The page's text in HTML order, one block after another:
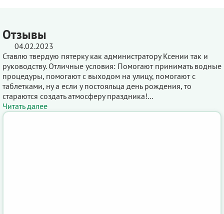
Отзывы
04.02.2023
Ставлю твердую пятерку как администратору Ксении так и
руководству. Отличные условия: Помогают принимать водные
процедуры, помогают с выходом на улицу, помогают с
таблетками, ну а если у постояльца день рождения, то
стараются создать атмосферу праздника!...
Читать далее